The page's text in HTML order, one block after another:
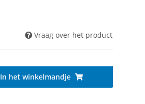
Vraag over het product
In het winkelmandje